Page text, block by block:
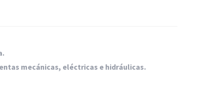
mecánicas, eléctricas e hidráulicas.